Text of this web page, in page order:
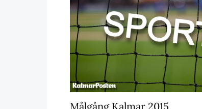
Målgång Kalmar 2015